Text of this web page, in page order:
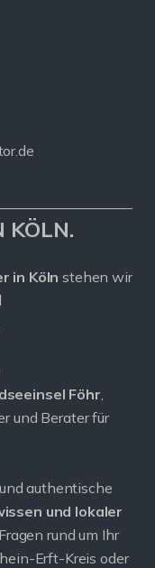
KÖLN.
in Köln stehen wir
Föhr,
und Berater für
authentische
und lokaler
rund um Ihr
Erft-Kreis oder